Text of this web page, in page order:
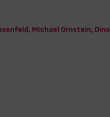
Michael Ornstein, Dino